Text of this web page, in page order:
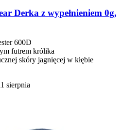
Derka z wypełnieniem 0g,
600D
futrem królika
skóry jagnięcej w kłębie
sierpnia